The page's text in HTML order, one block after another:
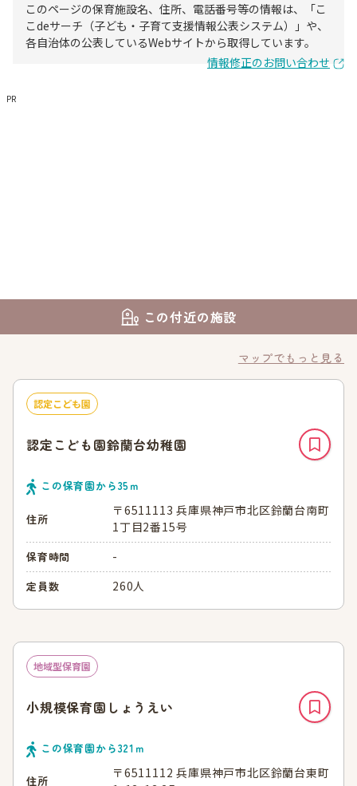
このページの保育施設名、住所、電話番号等の情報は、「こ
こdeサーチ（子ども・子育て支援情報公表システム）」や、
各自治体の公表しているWebサイトから取得しています。
情報修正のお問い合わせ
PR
この付近の施設
マップでもっと見る
認定こども園
認定こども園鈴蘭台幼稚園
この保育園から35ｍ
住所
〒6511113 兵庫県神戸市北区鈴蘭台南町
1丁目2番15号
保育時間 -
定員数 260人
地域型保育園
小規模保育園しょうえい
この保育園から321 ｍ
住所
〒6511112 兵庫県神戸市北区鈴蘭台東町